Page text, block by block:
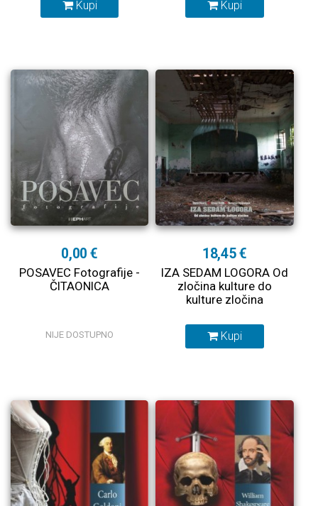
Kupi Kupi
0,00 €
POSAVEC Fotografije -
ČITAONICA
NIJE DOSTUPNO
18,45 €
IZA SEDAM LOGORA Od
zločina kulture do
kulture zločina
Kupi